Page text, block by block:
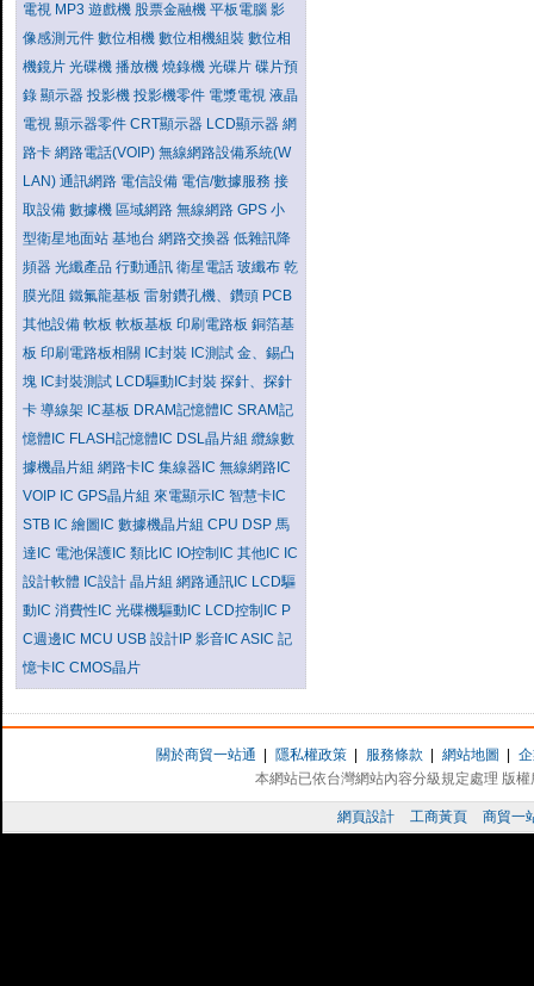
電視 MP3 遊戲機 股票金融機 平板電腦 影
像感測元件 數位相機 數位相機組裝 數位相
機鏡片 光碟機 播放機 燒錄機 光碟片 碟片預
錄 顯示器 投影機 投影機零件 電漿電視 液晶
電視 顯示器零件 CRT顯示器 LCD顯示器 網
路卡 網路電話(VOIP) 無線網路設備系統(W
LAN) 通訊網路 電信設備 電信/數據服務 接
取設備 數據機 區域網路 無線網路 GPS 小
型衛星地面站 基地台 網路交換器 低雜訊降
頻器 光纖產品 行動通訊 衛星電話 玻纖布 乾
膜光阻 鐵氟龍基板 雷射鑽孔機、鑽頭 PCB
其他設備 軟板 軟板基板 印刷電路板 銅箔基
板 印刷電路板相關 IC封裝 IC測試 金、錫凸
塊 IC封裝測試 LCD驅動IC封裝 探針、探針
卡 導線架 IC基板 DRAM記憶體IC SRAM記
憶體IC FLASH記憶體IC DSL晶片組 纜線數
據機晶片組 網路卡IC 集線器IC 無線網路IC
VOIP IC GPS晶片組 來電顯示IC 智慧卡IC
STB IC 繪圖IC 數據機晶片組 CPU DSP 馬
達IC 電池保護IC 類比IC IO控制IC 其他IC IC
設計軟體 IC設計 晶片組 網路通訊IC LCD驅
動IC 消費性IC 光碟機驅動IC LCD控制IC P
C週邊IC MCU USB 設計IP 影音IC ASIC 記
憶卡IC CMOS晶片
關於商貿一站通 隱私權政策 服務條款 網站地圖
本網站已依台灣網站內容分級規定處理 版
網頁設計 工商黃頁 商貿一